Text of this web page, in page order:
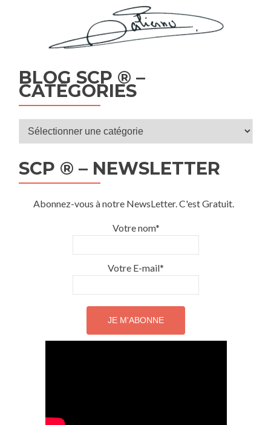
BLOG SCP ® –
CATÉGORIES
Blog
–
Catégories
SCP ® – NEWSLETTER
Abonnez-vous à notre NewsLetter. C'est Gratuit.
Votre nom*
Votre E-mail*